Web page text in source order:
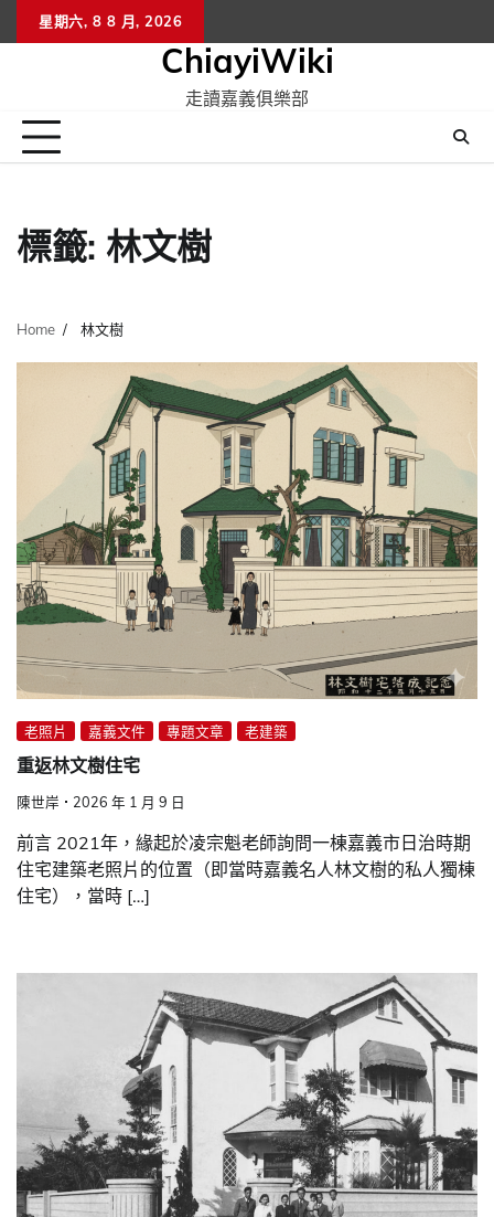
to
星期六, 8 8 月, 2026
ChiayiWiki
走讀嘉義俱樂部
標籤: 林文樹
Home 林文樹
老照片 嘉義文件 專題文章 老建築
重返林文樹住宅
陳世岸 2026 年 1 月 9 日
前言 2021年，緣起於凌宗魁老師詢問一棟嘉義市日治時期
住宅建築老照片的位置（即當時嘉義名人林文樹的私人獨棟
住宅），當時 […]